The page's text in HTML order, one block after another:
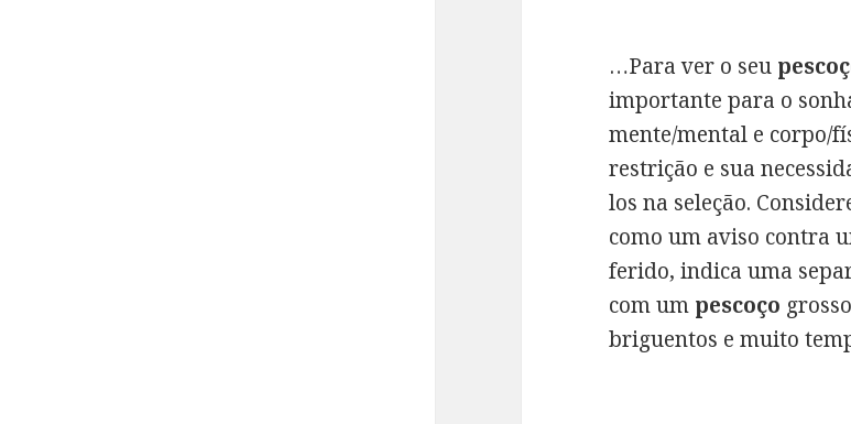
…Para ver o seu
importante para o
mente/mental e corpo/
restrição e sua
los na seleção.
como um aviso contra
ferido, indica uma
com um pescoço
briguentos e muito